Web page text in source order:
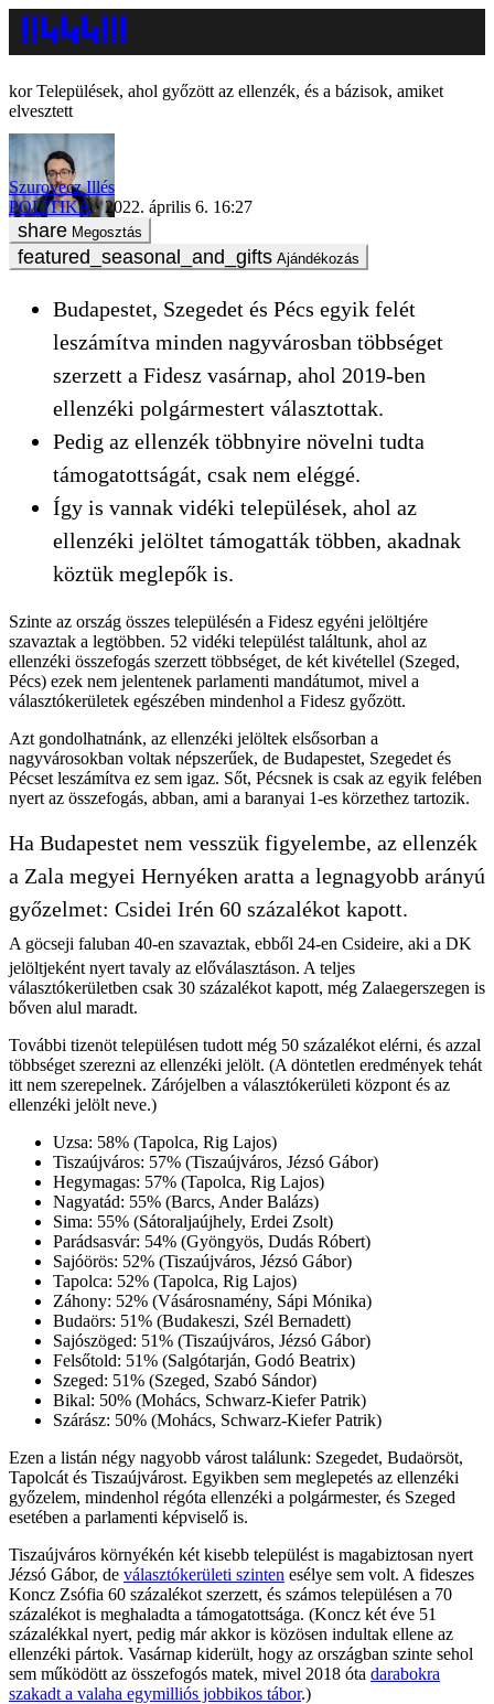
Települések, ahol győzött az ellenzék, és a bázisok, amiket
elvesztett
Szurovecz Illés
POLITIKA
2022. április 6. 16:27
Megosztás
Ajándékozás
Budapestet, Szegedet és Pécs egyik felét
leszámítva minden nagyvárosban többséget
szerzett a Fidesz vasárnap, ahol 2019-ben
ellenzéki polgármestert választottak.
Pedig az ellenzék többnyire növelni tudta
támogatottságát, csak nem eléggé.
Így is vannak vidéki települések, ahol az
ellenzéki jelöltet támogatták többen, akadnak
köztük meglepők is.
Szinte az ország összes településén a Fidesz egyéni jelöltjére
szavaztak a legtöbben. 52 vidéki települést találtunk, ahol az
ellenzéki összefogás szerzett többséget, de két kivétellel (Szeged,
Pécs) ezek nem jelentenek parlamenti mandátumot, mivel a
választókerületek egészében mindenhol a Fidesz győzött.
Azt gondolhatnánk, az ellenzéki jelöltek elsősorban a
nagyvárosokban voltak népszerűek, de Budapestet, Szegedet és
Pécset leszámítva ez sem igaz. Sőt, Pécsnek is csak az egyik felében
nyert az összefogás, abban, ami a baranyai 1-es körzethez tartozik.
Ha Budapestet nem vesszük figyelembe, az ellenzék
a Zala megyei Hernyéken aratta a legnagyobb arányú
győzelmet: Csidei Irén 60 százalékot kapott.
A göcseji faluban 40-en szavaztak, ebből 24-en Csideire, aki a DK
jelöltjeként nyert tavaly az előválasztáson. A teljes
választókerületben csak 30 százalékot kapott, még Zalaegerszegen is
bőven alul maradt.
További tizenöt településen tudott még 50 százalékot elérni, és azzal
többséget szerezni az ellenzéki jelölt. (A döntetlen eredmények tehát
itt nem szerepelnek. Zárójelben a választókerületi központ és az
ellenzéki jelölt neve.)
Uzsa: 58% (Tapolca, Rig Lajos)
Tiszaújváros: 57% (Tiszaújváros, Jézsó Gábor)
Hegymagas: 57% (Tapolca, Rig Lajos)
Nagyatád: 55% (Barcs, Ander Balázs)
Sima: 55% (Sátoraljaújhely, Erdei Zsolt)
Parádsasvár: 54% (Gyöngyös, Dudás Róbert)
Sajóörös: 52% (Tiszaújváros, Jézsó Gábor)
Tapolca: 52% (Tapolca, Rig Lajos)
Záhony: 52% (Vásárosnamény, Sápi Mónika)
Budaörs: 51% (Budakeszi, Szél Bernadett)
Sajószöged: 51% (Tiszaújváros, Jézsó Gábor)
Felsőtold: 51% (Salgótarján, Godó Beatrix)
Szeged: 51% (Szeged, Szabó Sándor)
Bikal: 50% (Mohács, Schwarz-Kiefer Patrik)
Szárász: 50% (Mohács, Schwarz-Kiefer Patrik)
Ezen a listán négy nagyobb várost találunk: Szegedet, Budaörsöt,
Tapolcát és Tiszaújvárost. Egyikben sem meglepetés az ellenzéki
győzelem, mindenhol régóta ellenzéki a polgármester, és Szeged
esetében a parlamenti képviselő is.
Tiszaújváros környékén két kisebb települést is magabiztosan nyert
Jézsó Gábor, de választókerületi szinten esélye sem volt. A fideszes
Koncz Zsófia 60 százalékot szerzett, és számos településen a 70
százalékot is meghaladta a támogatottsága. (Koncz két éve 51
százalékkal nyert, pedig már akkor is közösen indultak ellene az
ellenzéki pártok. Vasárnap kiderült, hogy az országban szinte sehol
sem működött az összefogós matek, mivel 2018 óta darabokra
szakadt a valaha egymilliós jobbikos tábor.)